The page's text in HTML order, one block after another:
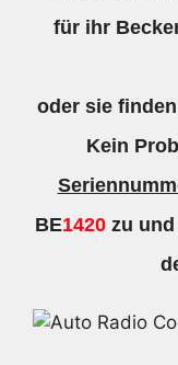
für ihr
oder sie
Kein
BE1420zu und